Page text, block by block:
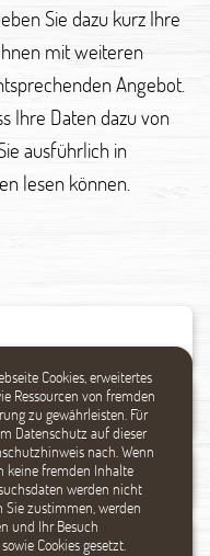
Cookies, erweitertes
Ressourcen von fremden
zu gewährleisten. Für
Datenschutz auf dieser
nach. Wenn
keine fremden Inhalte
werden nicht
Sie zustimmen, werden
und Ihr Besuch
Cookies gesetzt.
Sie dazu kurz Ihre
mit weiteren
Angebot.
Ihre Daten dazu von
ausführlich in
lesen können.